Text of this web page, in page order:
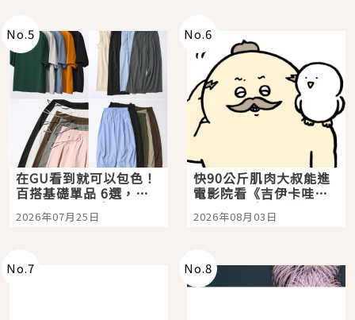
No.5
在GU看到就可以包色！
百搭基礎單品 6選，閉
眼全收也不心疼
2026年07月25日
No.6
快90公斤肌肉大叔能進
電影院看《吉伊卡哇》
嗎？日本重金屬樂團
「打首」會長與nagano
2026年08月03日
No.7 No.8